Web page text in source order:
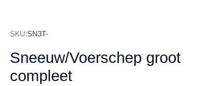
SKU:SN3T-
Sneeuw/Voerschep groot
compleet